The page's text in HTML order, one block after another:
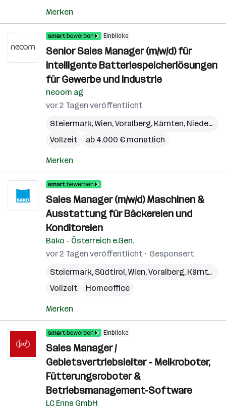
Merken
Einblicke
Senior Sales Manager (m/w/d) für
intelligente Batteriespeicherlösungen
für Gewerbe und Industrie
neoom ag
vor 2 Tagen veröffentlicht
Steiermark,Wien,Voralberg, Kärnten, Niederösterreich
Vollzeit
ab 4.000 € monatlich
Merken
Sales Manager (m/w/d) Maschinen &
Ausstattung für Bäckereien und
Konditoreien
Bäko - Österreich e.Gen.
vor 2 Tagen veröffentlicht
Gesponsert
Steiermark, Südtirol,Wien,Voralberg, Kärnten
Vollzeit
Homeoffice
Merken
Einblicke
Sales Manager /
Gebietsvertriebsleiter - Melkroboter,
Fütterungsroboter &
Betriebsmanagement-Software
LC Enns GmbH